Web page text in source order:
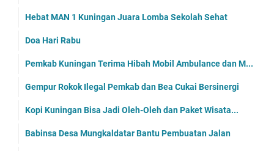
Hebat MAN 1 Kuningan Juara Lomba Sekolah Sehat
Doa Hari Rabu
Pemkab Kuningan Terima Hibah Mobil Ambulance dan M...
Gempur Rokok Ilegal Pemkab dan Bea Cukai Bersinergi
Kopi Kuningan Bisa Jadi Oleh-Oleh dan Paket Wisata...
Babinsa Desa Mungkaldatar Bantu Pembuatan Jalan